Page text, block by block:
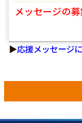
メッセージの
▶応援メッセージ